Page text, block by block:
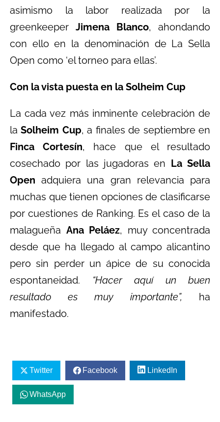
asimismo la labor realizada por la
greenkeeper Jimena Blanco, ahondando
con ello en la denominación de La Sella
Open como ‘el torneo para ellas’.
Con la vista puesta en la Solheim Cup
La cada vez más inminente celebración de
laSolheim Cup, a finales de septiembre en
Finca Cortesín, hace que el resultado
cosechado por las jugadoras en La Sella
Open adquiera una gran relevancia para
muchas que tienen opciones de clasificarse
por cuestiones de Ranking. Es el caso de la
malagueña Ana Peláez, muy concentrada
desde que ha llegado al campo alicantino
pero sin perder un ápice de su conocida
espontaneidad.
“Hacer aquí un buen
resultado es muy importante”, ha
manifestado.
Twitter Facebook LinkedIn
WhatsApp